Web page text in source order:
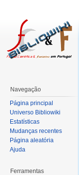
Navegação
Página principal
Universo Bibliowiki
Estatísticas
Mudanças recentes
Página aleatória
Ajuda
Ferramentas